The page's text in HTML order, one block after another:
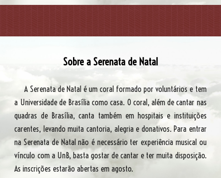
Sobre a Serenata de Natal
A Serenata de Natal é um coral formado por voluntários e tem
a Universidade de Brasília como casa. O coral, além de cantar nas
quadras de Brasília, canta também em hospitais e instituições
carentes, levando muita cantoria, alegria e donativos. Para entrar
na Serenata de Natal não é necessário ter experiência musical ou
vínculo com a UnB, basta gostar de cantar e ter muita disposição.
As inscrições estarão abertas em agosto.